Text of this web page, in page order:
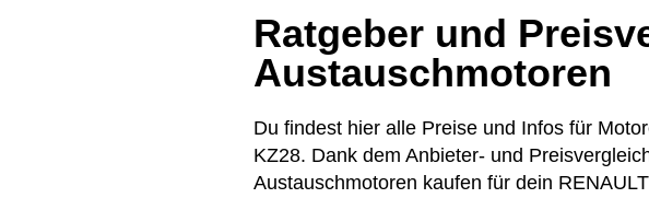
Ratgeber und
Austauschmotoren
Du findest hier alle Preise und Infos für
KZ28. Dank dem Anbieter- und
Austauschmotoren kaufen für dein